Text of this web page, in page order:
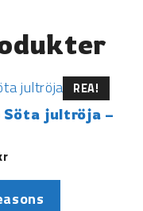
REA!
jultröja –